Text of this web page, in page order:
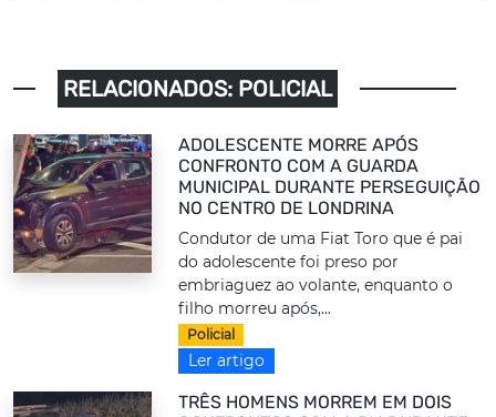
RELACIONADOS: POLICIAL
ADOLESCENTE MORRE APÓS
CONFRONTO COM A GUARDA
MUNICIPAL DURANTE PERSEGUIÇÃO
NO CENTRO DE LONDRINA
Condutor de uma Fiat Toro que é pai
do adolescente foi preso por
embriaguez ao volante, enquanto o
filho morreu após,...
Policial
Ler artigo
TRÊS HOMENS MORREM EM DOIS